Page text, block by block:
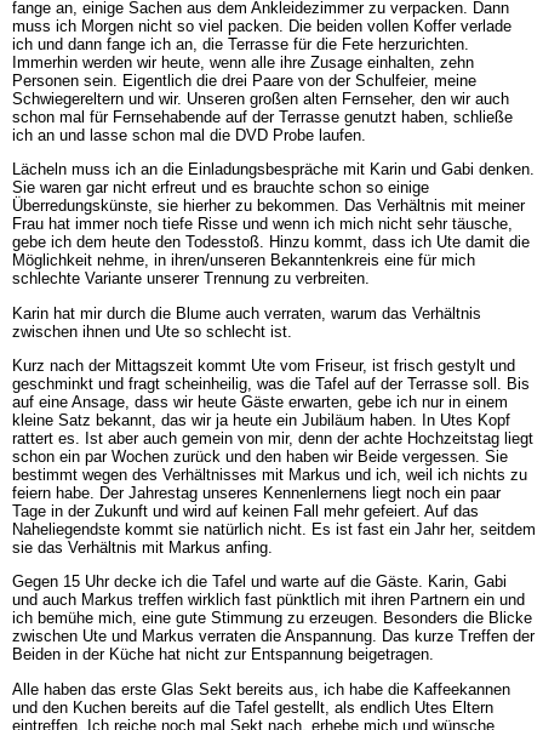
fange an, einige Sachen aus dem Ankleidezimmer zu verpacken. Dann
muss ich Morgen nicht so viel packen. Die beiden vollen Koffer verlade
ich und dann fange ich an, die Terrasse für die Fete herzurichten.
Immerhin werden wir heute, wenn alle ihre Zusage einhalten, zehn
Personen sein. Eigentlich die drei Paare von der Schulfeier, meine
Schwiegereltern und wir. Unseren großen alten Fernseher, den wir auch
schon mal für Fernsehabende auf der Terrasse genutzt haben, schließe
ich an und lasse schon mal die DVD Probe laufen.
Lächeln muss ich an die Einladungsbespräche mit Karin und Gabi denken.
Sie waren gar nicht erfreut und es brauchte schon so einige
Überredungskünste, sie hierher zu bekommen. Das Verhältnis mit meiner
Frau hat immer noch tiefe Risse und wenn ich mich nicht sehr täusche,
gebe ich dem heute den Todesstoß. Hinzu kommt, dass ich Ute damit die
Möglichkeit nehme, in ihren/unseren Bekanntenkreis eine für mich
schlechte Variante unserer Trennung zu verbreiten.
Karin hat mir durch die Blume auch verraten, warum das Verhältnis
zwischen ihnen und Ute so schlecht ist.
Kurz nach der Mittagszeit kommt Ute vom Friseur, ist frisch gestylt und
geschminkt und fragt scheinheilig, was die Tafel auf der Terrasse soll. Bis
auf eine Ansage, dass wir heute Gäste erwarten, gebe ich nur in einem
kleine Satz bekannt, das wir ja heute ein Jubiläum haben. In Utes Kopf
rattert es. Ist aber auch gemein von mir, denn der achte Hochzeitstag liegt
schon ein par Wochen zurück und den haben wir Beide vergessen. Sie
bestimmt wegen des Verhältnisses mit Markus und ich, weil ich nichts zu
feiern habe. Der Jahrestag unseres Kennenlernens liegt noch ein paar
Tage in der Zukunft und wird auf keinen Fall mehr gefeiert. Auf das
Naheliegendste kommt sie natürlich nicht. Es ist fast ein Jahr her, seitdem
sie das Verhältnis mit Markus anfing.
Gegen 15 Uhr decke ich die Tafel und warte auf die Gäste. Karin, Gabi
und auch Markus treffen wirklich fast pünktlich mit ihren Partnern ein und
ich bemühe mich, eine gute Stimmung zu erzeugen. Besonders die Blicke
zwischen Ute und Markus verraten die Anspannung. Das kurze Treffen der
Beiden in der Küche hat nicht zur Entspannung beigetragen.
Alle haben das erste Glas Sekt bereits aus, ich habe die Kaffeekannen
und den Kuchen bereits auf die Tafel gestellt, als endlich Utes Eltern
eintreffen. Ich reiche noch mal Sekt nach, erhebe mich und wünsche